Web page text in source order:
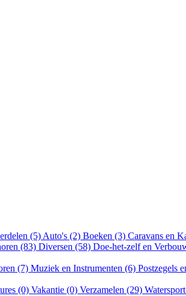
(5) Auto's (2) Boeken (3) Caravans en
(83) Diversen (58) Doe-het-zelf en
(7) Muziek en Instrumenten (6) Postzegels
(0) Vakantie (0) Verzamelen (29)